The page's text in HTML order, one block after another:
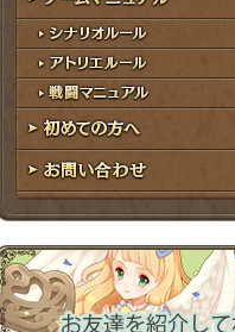
ゲームマニュアル
シナリオルール
アトリエルール
戦闘マニュアル
初めての方へ
お問い合わせ